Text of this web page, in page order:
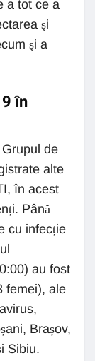
a tot ce a
şi
şi a
în
de
alte
în acest
Până
cu infecție
au fost
femei), ale
Brașov,
Sibiu.